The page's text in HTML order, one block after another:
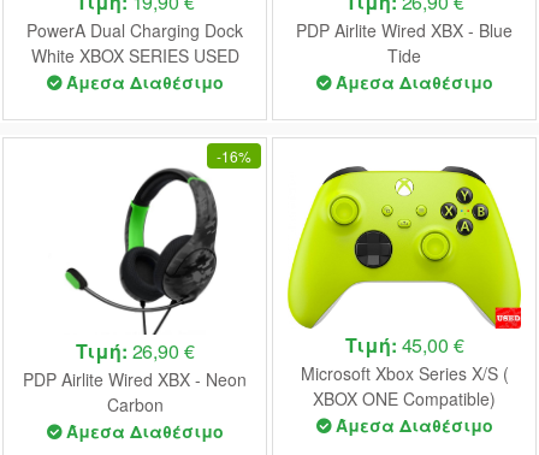
PowerA Dual Charging Dock
White XBOX SERIES USED
(UNBOXED)
Άμεσα Διαθέσιμο
PDP Airlite Wired XBX - Blue
Tide
Άμεσα Διαθέσιμο
-16%
Τιμή: 26,90 €
PDP Airlite Wired XBX - Neon
Carbon
Άμεσα Διαθέσιμο
Τιμή: 45,00 €
Microsoft Xbox Series X/S (
XBOX ONE Compatible)
Controller Electric Volt USED
Άμεσα Διαθέσιμο